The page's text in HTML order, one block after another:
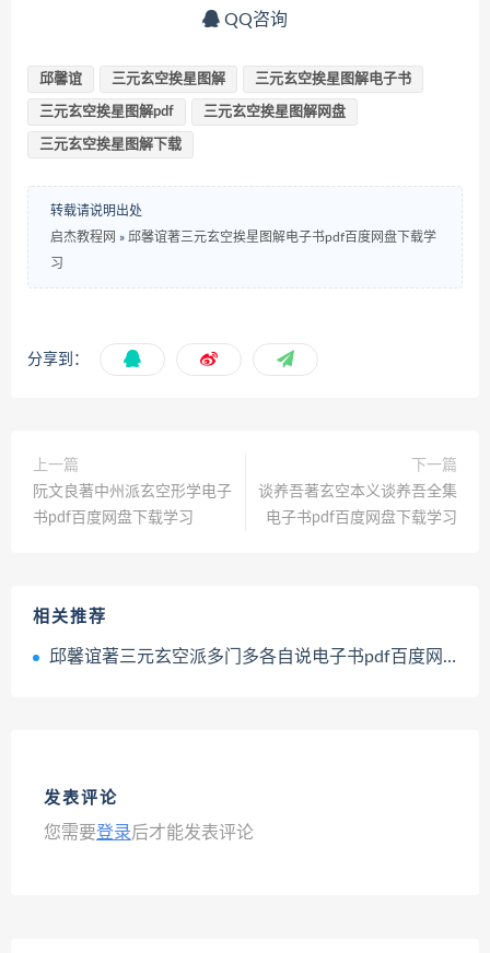
QQ咨询
邱馨谊 三元玄空挨星图解 三元玄空挨星图解电子书
三元玄空挨星图解pdf 三元玄空挨星图解网盘
三元玄空挨星图解下载
转载请说明出处
启杰教程网 » 邱馨谊著三元玄空挨星图解电子书pdf百度网盘下载学
习
分享到：
上一篇
阮文良著中州派玄空形学电子
书pdf百度网盘下载学习
下一篇
谈养吾著玄空本义谈养吾全集
电子书pdf百度网盘下载学习
相关推荐
邱馨谊著三元玄空派多门多各自说电子书pdf百度网盘下载学习
发表评论
您需要登录后才能发表评论